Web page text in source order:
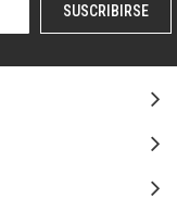
SUSCRIBIRSE